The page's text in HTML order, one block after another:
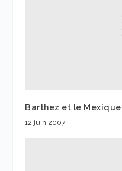
Barthez et le Mexique
12 juin 2007